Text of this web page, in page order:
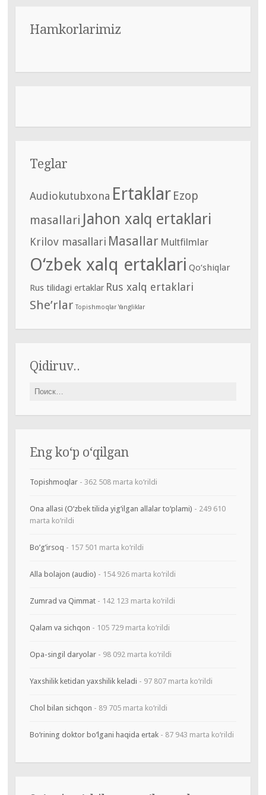
Hamkorlarimiz
Teglar
Audiokutubxona Ertaklar Ezop
masallari Jahon xalq ertaklari
Krilov masallari Masallar Multfilmlar
O‘zbek xalq ertaklari Qo‘shiqlar
Rus tilidagi ertaklar Rus xalq ertaklari
She’rlar Topishmoqlar Yangliklar
Qidiruv..
Найти:
Eng ko‘p o‘qilgan
Topishmoqlar- 362 508 marta ko‘rildi
Ona allasi (O‘zbek tilida yig‘ilgan allalar to‘plami) - 249 610
marta ko‘rildi
Bo’g’irsoq - 157 501 marta ko‘rildi
Alla bolajon (audio) - 154 926 marta ko‘rildi
Zumrad va Qimmat- 142 123 marta ko‘rildi
Qalam va sichqon - 105 729 marta ko‘rildi
Opa-singil daryolar- 98 092 marta ko‘rildi
Yaxshilik ketidan yaxshilik keladi - 97 807 marta ko‘rildi
Chol bilan sichqon - 89 705 marta ko‘rildi
Bo‘rining doktor bo‘lgani haqida ertak- 87 943 marta ko‘rildi